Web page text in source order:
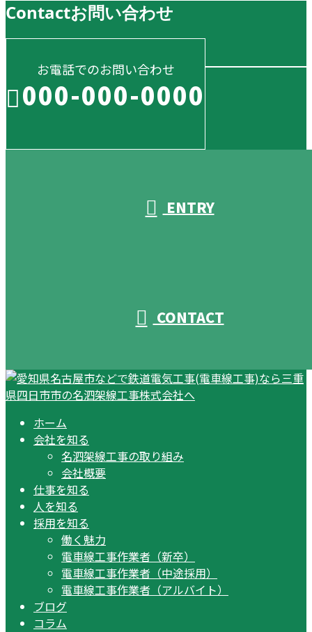
Contactお問い合わせ
お電話でのお問い合わせ
000-000-0000
ENTRY
CONTACT
ホーム
会社を知る
名泗架線工事の取り組み
会社概要
仕事を知る
人を知る
採用を知る
働く魅力
電車線工事作業者（新卒）
電車線工事作業者（中途採用）
電車線工事作業者（アルバイト）
ブログ
コラム